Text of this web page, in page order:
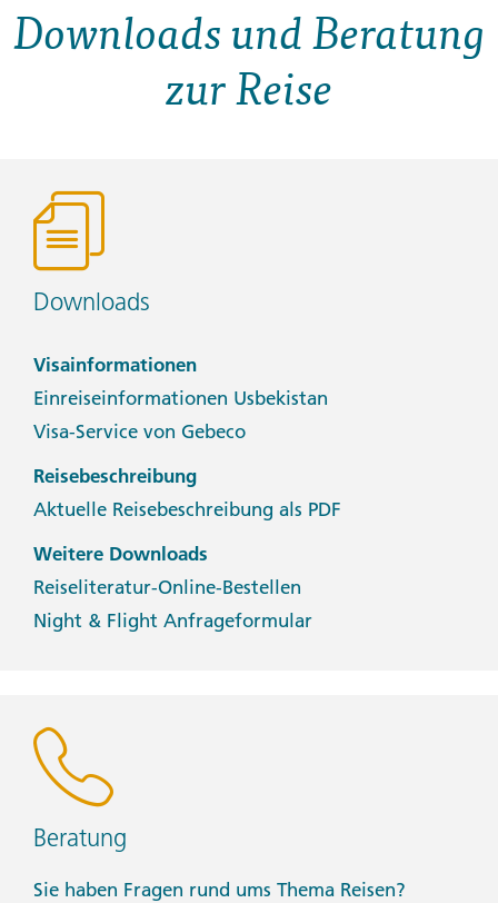
Downloads und Beratung
zur Reise
Downloads
Visainformationen
Einreiseinformationen Usbekistan
Visa-Service von Gebeco
Reisebeschreibung
Aktuelle Reisebeschreibung als PDF
Weitere Downloads
Reiseliteratur-Online-Bestellen
Night & Flight Anfrageformular
Beratung
Sie haben Fragen rund ums Thema Reisen?